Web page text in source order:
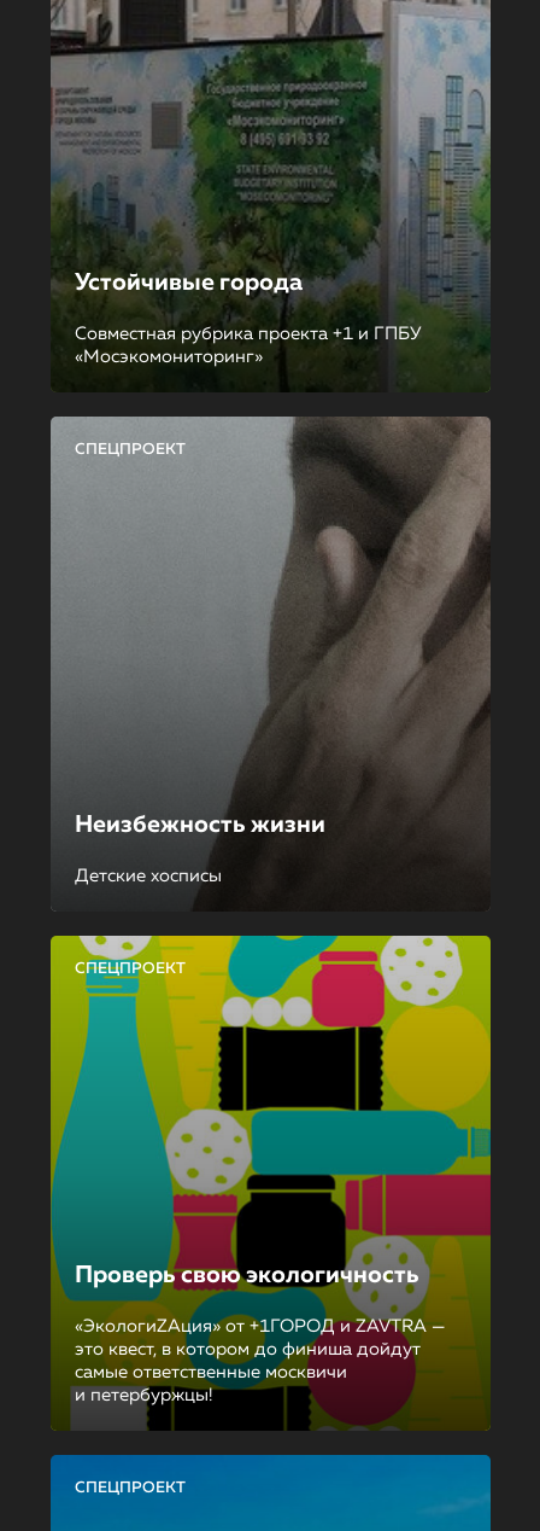
Устойчивые города
Совместная рубрика проекта +1 и ГПБУ
«Мосэкомониторинг»
СПЕЦПРОЕКТ
Неизбежность жизни
Детские хосписы
СПЕЦПРОЕКТ
Проверь свою экологичность
«ЭкологиZAция» от +1ГОРОД и ZAVTRA —
это квест, в котором до финиша дойдут
самые ответственные москвичи
и петербуржцы!
СПЕЦПРОЕКТ